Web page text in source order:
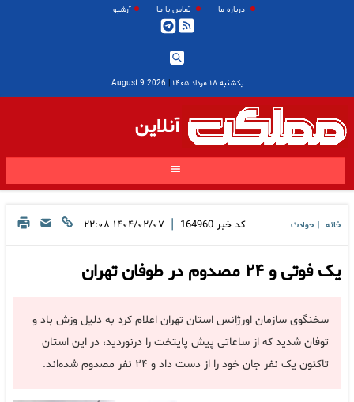
درباره ما تماس با ما آرشیو
یکشنبه ۱۸ مرداد ۱۴۰۵ |
2026 August 9
آنلاین
خانه حوادث کد خبر 164960
| ۱۴۰۴/۰۲/۰۷ ۲۲:۰۸
یک فوتی و ۲۴ مصدوم در طوفان تهران
سخنگوی سازمان اورژانس استان تهران اعلام کرد به دلیل وزش باد و
توفان شدید که از ساعاتی پیش پایتخت را درنوردید،‌ در این استان
تاکنون یک نفر جان خود را از دست داد و ۲۴ نفر مصدوم شده‌اند.